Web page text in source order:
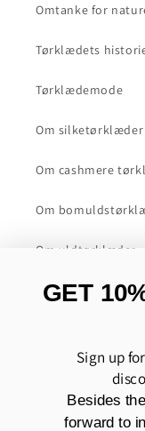
Omtanke for
Tørklædets
Tørklædemode
Om silketørklæder
Om cashmere
Om
Om uldtørklæder
Om tasker i
HURTIGE LINKS
Handelsbetingelser
GET
Sign up
Besides
forward to